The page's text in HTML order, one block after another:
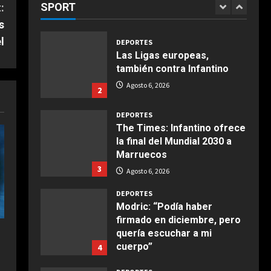
Agosto 6, 2026
alcachofas con langostinos
COCINA
deliciosa
COCINA
Boquerones fritos en
freidora de aire
COCINA
Buñuelos de alcachofas
SPORT
2
DEPORTES
Las Ligas europeas,
también contra Infantino
Agosto 6, 2026
3
DEPORTES
The Times: Infantino ofrece
la final del Mundial 2030 a
Marruecos
Agosto 6, 2026
4
DEPORTES
Modric: “Podía haber
firmado en diciembre, pero
quería escuchar a mi
cuerpo”